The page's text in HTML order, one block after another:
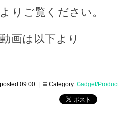
よりご覧ください。
動画は以下より
posted 09:00 | Category: Gadget/Product